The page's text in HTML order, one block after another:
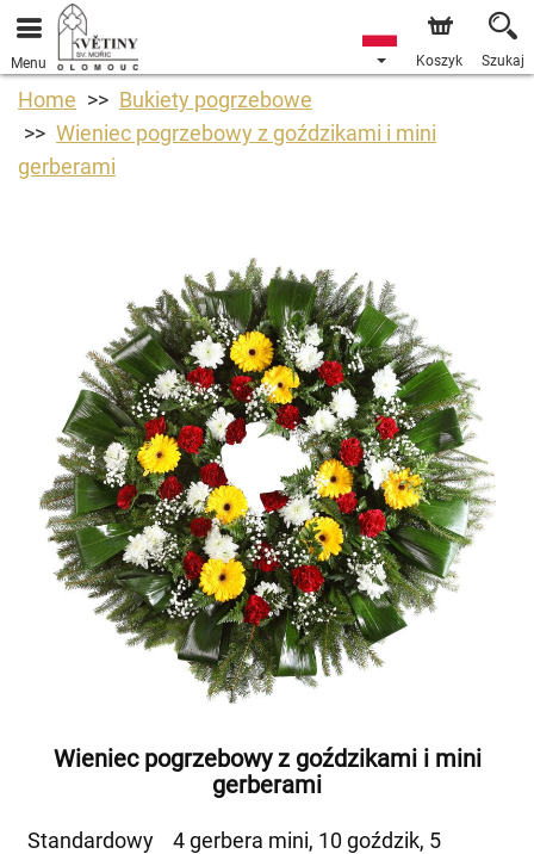
Menu Koszyk Szukaj
Home
Bukiety pogrzebowe
Wieniec pogrzebowy z goździkami i mini
gerberami
Wieniec pogrzebowy z goździkami i mini
gerberami
Standardowy
4 gerbera mini, 10 goździk, 5